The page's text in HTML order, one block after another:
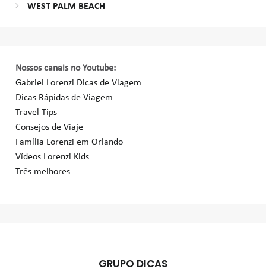
WEST PALM BEACH
Nossos canais no Youtube:
Gabriel Lorenzi Dicas de Viagem
Dicas Rápidas de Viagem
Travel Tips
Consejos de Viaje
Família Lorenzi em Orlando
Vídeos Lorenzi Kids
Três melhores
GRUPO DICAS